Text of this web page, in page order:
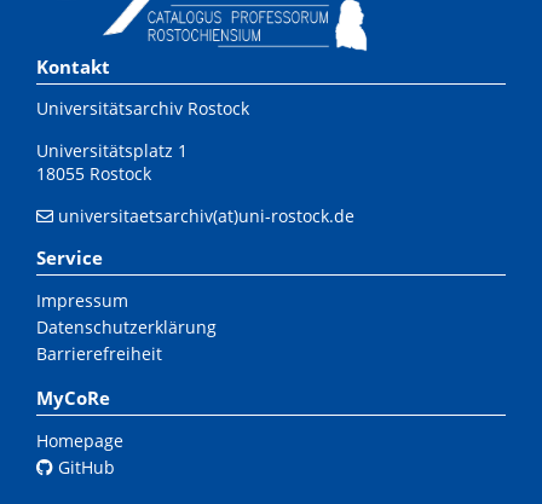
Kontakt
Universitätsarchiv Rostock
Universitätsplatz 1
18055 Rostock
universitaetsarchiv(at)uni-rostock.de
Service
Impressum
Datenschutzerklärung
Barrierefreiheit
MyCoRe
Homepage
GitHub